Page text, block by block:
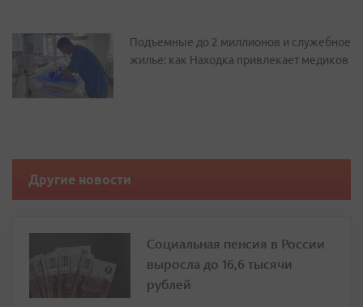
Подъемные до 2 миллионов и служебное
жилье: как Находка привлекает медиков
Другие новости
Социальная пенсия в России
выросла до 16,6 тысячи
рублей